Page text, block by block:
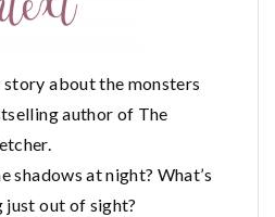
about the monsters
author of The
shadows at night? What’s
just out of sight?